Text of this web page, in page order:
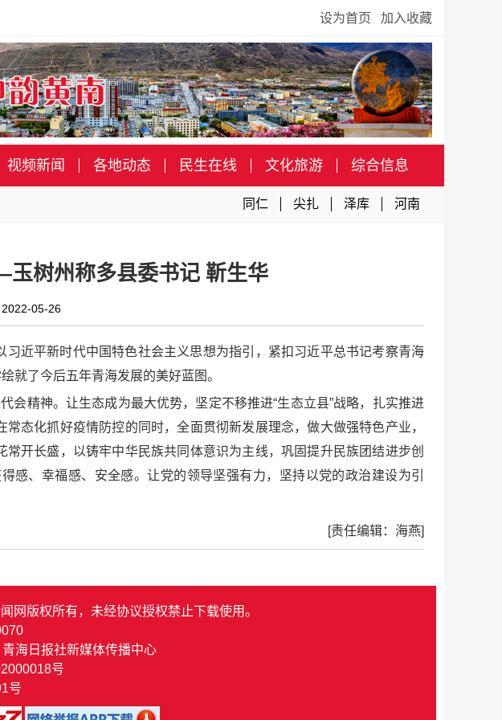
设为首页 加入收藏
视频新闻 各地动态 民生在线 文化旅游 综合信息
同仁 尖扎 泽库 河南
树州称多县委书记 靳生华
2022-05-26
近平新时代中国特色社会主义思想为指引，紧扣习近平总书记考察青海
就了今后五年青海发展的美好蓝图。
会精神。让生态成为最大优势，坚定不移推进“生态立县”战略，扎实推进
态化抓好疫情防控的同时，全面贯彻新发展理念，做大做强特色产业，
开长盛，以铸牢中华民族共同体意识为主线，巩固提升民族团结进步创
感、幸福感、安全感。让党的领导坚强有力，坚持以党的政治建设为引
[责任编辑：海燕]
网版权所有，未经协议授权禁止下载使用。
海日报社新媒体传播中心
号
号